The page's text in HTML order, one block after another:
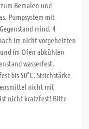
Bemalen und
Pumpsystem mit
mind. 4
im nicht vorgeheizten
im Ofen abkühlen
wasserfest,
bis 50°C. Strichstärke
nicht mit
nicht kratzfest! Bitte